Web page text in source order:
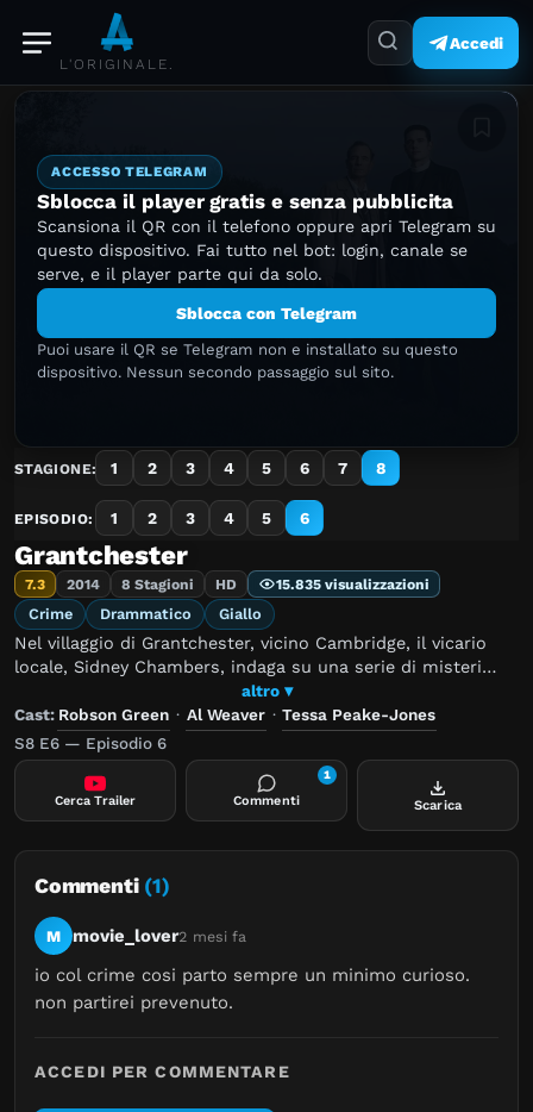
L'ORIGINALE.
Accedi
ACCESSO TELEGRAM
Sblocca il player gratis e senza pubblicita
Scansiona il QR con il telefono oppure apri Telegram su
questo dispositivo. Fai tutto nel bot: login, canale se
serve, e il player parte qui da solo.
Sblocca con Telegram
Puoi usare il QR se Telegram non e installato su questo
dispositivo. Nessun secondo passaggio sul sito.
STAGIONE: 1 2 3 4 5 6 7 8
EPISODIO: 1 2 3 4 5 6
Grantchester
7.3 2014 8 Stagioni HD 15.835 visualizzazioni
Crime Drammatico Giallo
Nel villaggio di Grantchester, vicino Cambridge, il vicario
locale, Sidney Chambers, indaga su una serie di misteri
insieme allo scorbutico Ispettore Geordie Keating.
altro ▾
Cast: Robson Green · Al Weaver · Tessa Peake-Jones
S8 E6 — Episodio 6
Cerca Trailer Commenti
1
Scarica
Commenti (1)
M movie_lover2 mesi fa
io col crime cosi parto sempre un minimo curioso.
non partirei prevenuto.
ACCEDI PER COMMENTARE